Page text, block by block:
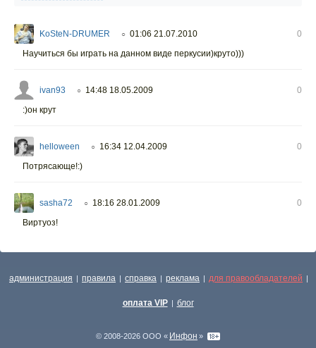
KoSteN-DRUMER ○ 01:06 21.07.2010
0
Научиться бы играть на данном виде перкусии)круто)))
ivan93 ○ 14:48 18.05.2009
0
:)он крут
helloween ○ 16:34 12.04.2009
0
Потрясающе!:)
sasha72 ○ 18:16 28.01.2009
0
Виртуоз!
администрация | правила | справка | реклама | для правообладателей |
оплата VIP | блог
© 2008-2026 ООО « Инфон »